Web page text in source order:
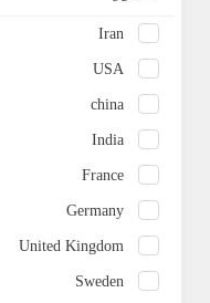
Iran
USA
china
India
France
Germany
United Kingdom
Sweden